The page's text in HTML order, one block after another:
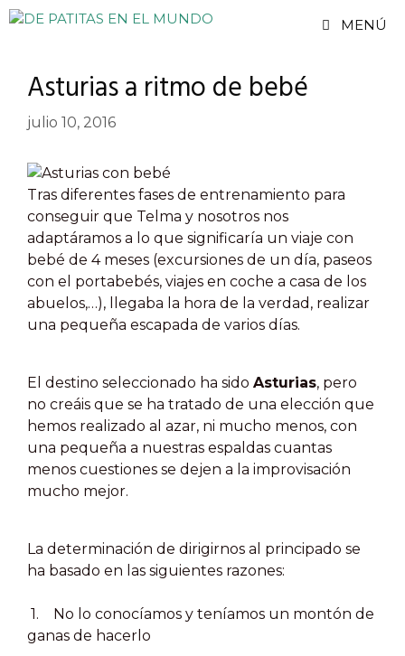
Saltar
MENÚ
Asturias a ritmo de bebé
julio 10, 2016
Tras diferentes fases de entrenamiento para
conseguir que Telma y nosotros nos
adaptáramos a lo que significaría un viaje con
bebé de 4 meses (excursiones de un día, paseos
con el portabebés, viajes en coche a casa de los
abuelos,…), llegaba la hora de la verdad, realizar
una pequeña escapada de varios días.
El destino seleccionado ha sido Asturias, pero
no creáis que se ha tratado de una elección que
hemos realizado al azar, ni mucho menos, con
una pequeña a nuestras espaldas cuantas
menos cuestiones se dejen a la improvisación
mucho mejor.
La determinación de dirigirnos al principado se
ha basado en las siguientes razones:
1. No lo conocíamos y teníamos un montón de
ganas de hacerlo